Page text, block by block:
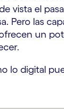
vista el
Pero las
un
lo digital